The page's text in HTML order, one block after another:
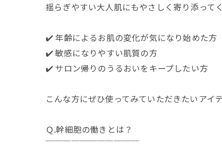
揺らぎやすい大人肌にもやさしく寄り添って
✔️ 年齢によるお肌の変化が気になり始めた方
✔️ 敏感になりやすい肌質の方
✔️ サロン帰りのうるおいをキープしたい方
こんな方にぜひ使ってみていただきたいアイ
Ｑ.幹細胞の働きとは？
￣￣￣￣￣￣￣￣￣￣￣